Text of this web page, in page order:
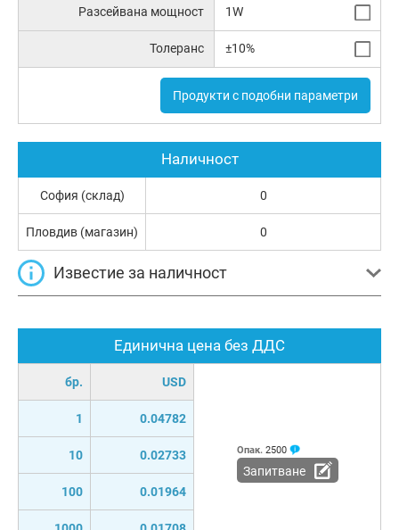
Разсейвана мощност 1W
Толеранс ±10%
Продукти с подобни параметри
Единична цена без ДДС
бр. USD
1 0.04782
10 0.02733
100 0.01964
Опак. 2500
Запитване
Наличност
София (склад) 0
Пловдив (магазин) 0
Известие за наличност